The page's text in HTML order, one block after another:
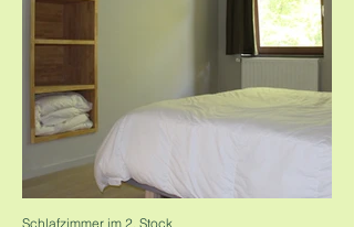
Schlafzimmer im 2. Stock